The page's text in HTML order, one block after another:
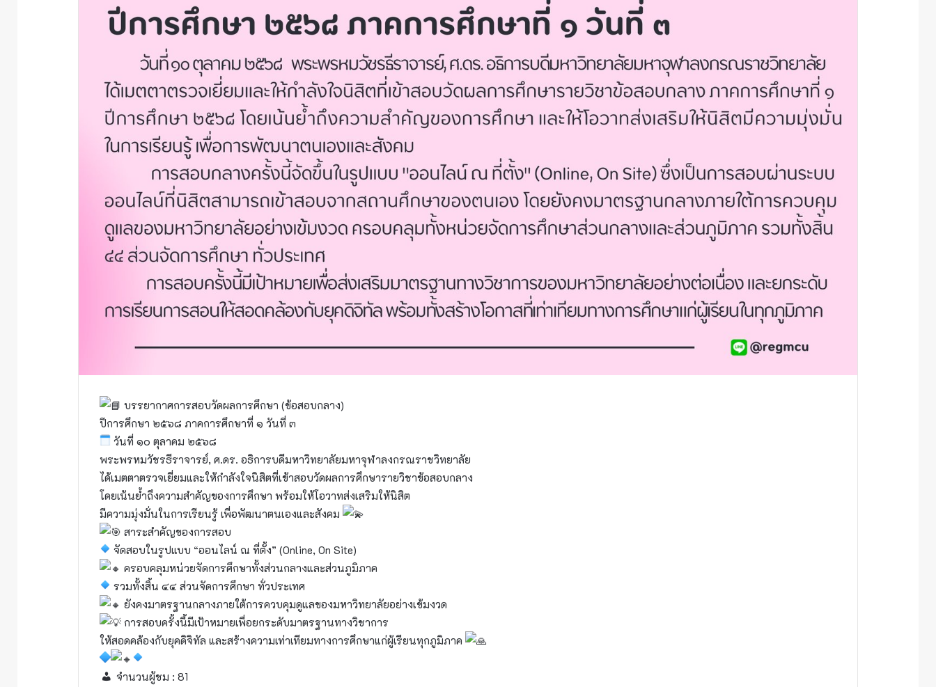
บรรยากาศการสอบวัดผลการศึกษา (ข้อสอบกลาง)
ปีการศึกษา ๒๕๖๘ ภาคการศึกษาที่ ๑ วันที่ ๓
วันที่ ๑๐ ตุลาคม ๒๕๖๘
พระพรหมวัชรธีราจารย์, ศ.ดร. อธิการบดีมหาวิทยาลัยมหาจุฬาลงกรณราชวิทยาลัย
ได้เมตตาตรวจเยี่ยมและให้กำลังใจนิสิตที่เข้าสอบวัดผลการศึกษารายวิชาข้อสอบกลาง
โดยเน้นย้ำถึงความสำคัญของการศึกษา พร้อมให้โอวาทส่งเสริมให้นิสิต
มีความมุ่งมั่นในการเรียนรู้ เพื่อพัฒนาตนเองและสังคม
สาระสำคัญของการสอบ
จัดสอบในรูปแบบ “ออนไลน์ ณ ที่ตั้ง” (Online, On Site)
ครอบคลุมหน่วยจัดการศึกษาทั้งส่วนกลางและส่วนภูมิภาค
รวมทั้งสิ้น ๔๔ ส่วนจัดการศึกษา ทั่วประเทศ
ยังคงมาตรฐานกลางภายใต้การควบคุมดูแลของมหาวิทยาลัยอย่างเข้มงวด
การสอบครั้งนี้มีเป้าหมายเพื่อยกระดับมาตรฐานทางวิชาการ
ให้สอดคล้องกับยุคดิจิทัล และสร้างความเท่าเทียมทางการศึกษาแก่ผู้เรียนทุกภูมิภาค
จำนวนผู้ชม : 81